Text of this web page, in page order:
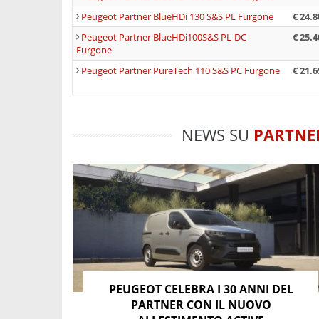
Peugeot Partner
INTERNI CON I-COCKPIT
strumentazione alta, da visualizzare non
strada, mentre il “volantino” a due razze
più “automobilsitica”.
Al centro dellaplancia, rivolto verso il
sistema multimediale, e con Peugeot
tempo reale sul traffico. Numerosi i
fronte al passeggero c’è posto per un
Peugeot Partner BlueHDi 130 S&S PL Furgone
€
Peugeot Partner BlueHDi100S&S PL-DC
Furgone
€
Peugeot Partner PureTech 110 S&S PC Furgone €
NEWS SU
PEUGEOT CELEBRA I 30 ANNI DEL
PARTNER CON IL NUOVO